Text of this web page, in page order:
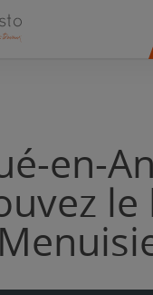
en-
le